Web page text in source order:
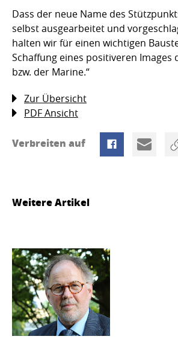
Dass der neue Name des
selbst ausgearbeitet und
halten wir für einen wichtigen
Schaffung eines positiveren Images
bzw. der Marine.“
Zur Übersicht
PDF Ansicht
Verbreiten auf
Weitere Artikel